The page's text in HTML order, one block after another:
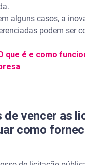
alguns casos, a
podem ser
que é e como
de vencer as
como